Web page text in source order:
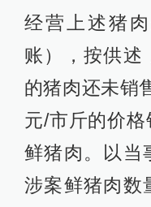
经营上述猪
账），按供述
的猪肉还未销
元/市斤的价
鲜猪肉。以当
涉案鲜猪肉数